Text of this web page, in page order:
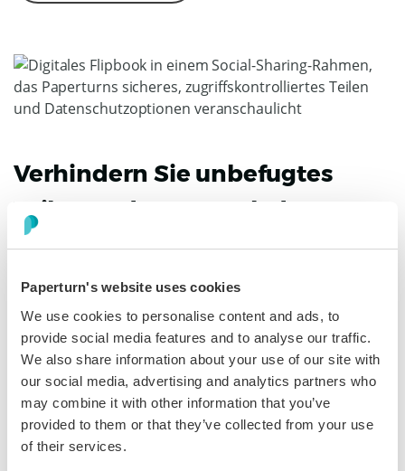
Paperturn's website uses cookies
We use cookies to personalise content and ads, to
provide social media features and to analyse our traffic.
We also share information about your use of our site with
our social media, advertising and analytics partners who
may combine it with other information that you’ve
provided to them or that they’ve collected from your use
of their services.
Verhindern Sie unbefugtes
Teilen und Herunterladen
Verwandeln Sie Dokumente von einfach teilbaren
Downloads, blockieren Sie den Druck, verhindern Sie
Screenshots und das Kopieren von Texten. Nur von den
Personen einsehbar, die Sie auswählen, und geschützt
vor allen anderen.
Mehr entdecken